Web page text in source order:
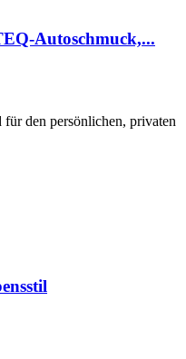
Autoschmuck,...
den persönlichen, privaten